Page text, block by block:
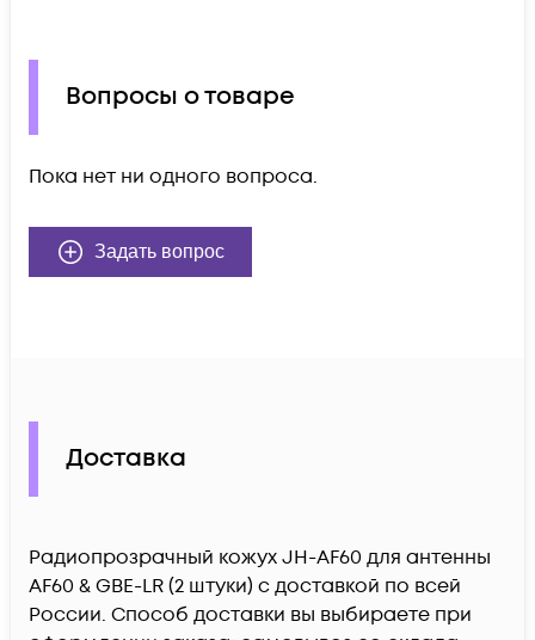
Вопросы о товаре
Пока нет ни одного вопроса.
Задать вопрос
Доставка
Радиопрозрачный кожух JH-AF60 для антенны
AF60 & GBE-LR (2 штуки) c доставкой по всей
России. Способ доставки вы выбираете при